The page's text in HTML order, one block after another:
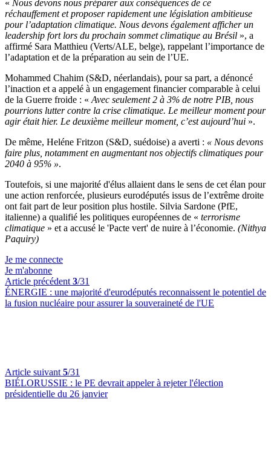
« Nous devons nous préparer aux conséquences de ce
réchauffement et proposer rapidement une législation ambitieuse
pour l’adaptation climatique. Nous devons également afficher un
leadership fort lors du prochain sommet climatique au Brésil », a
affirmé Sara Matthieu (Verts/ALE, belge), rappelant l’importance de
l’adaptation et de la préparation au sein de l’UE.
Mohammed Chahim (S&D, néerlandais), pour sa part, a dénoncé
l’inaction et a appelé à un engagement financier comparable à celui
de la Guerre froide : « Avec seulement 2 à 3% de notre PIB, nous
pourrions lutter contre la crise climatique. Le meilleur moment pour
agir était hier. Le deuxième meilleur moment, c’est aujourd’hui ».
De même, Heléne Fritzon (S&D, suédoise) a averti : « Nous devons
faire plus, notamment en augmentant nos objectifs climatiques pour
2040 à 95% ».
Toutefois, si une majorité d'élus allaient dans le sens de cet élan pour
une action renforcée, plusieurs eurodéputés issus de l’extrême droite
ont fait part de leur position plus hostile. Silvia Sardone (PfE,
italienne) a qualifié les politiques européennes de « terrorisme
climatique » et a accusé le 'Pacte vert' de nuire à l’économie. (Nithya
Paquiry)
Je me connecte
Je m'abonne
Article précédent 3/31
ÉNERGIE : une majorité d'eurodéputés reconnaissent le potentiel de
la fusion nucléaire pour assurer la souveraineté de l'UE
Article suivant 5/31
BIÉLORUSSIE : le PE devrait appeler à rejeter l'élection
présidentielle du 26 janvier